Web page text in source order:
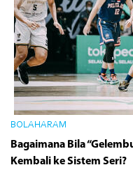
BOLAHARAM
Bagaimana Bila
Kembali ke Sistem Seri?